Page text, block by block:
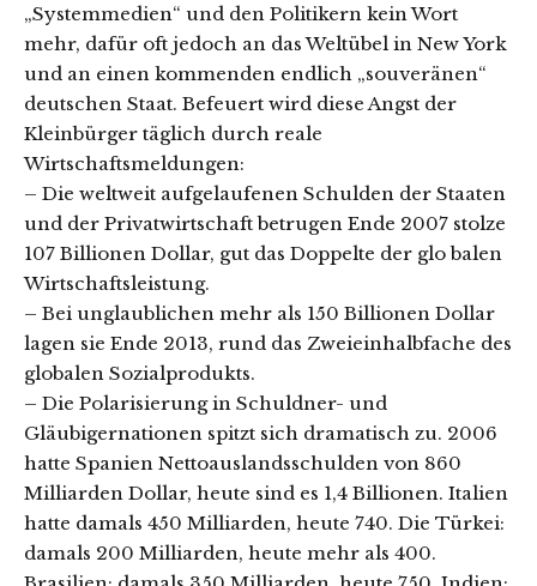
„Systemmedien“ und den Politikern kein Wort
mehr, dafür oft jedoch an das Weltübel in New York
und an einen kommenden endlich „souveränen“
deutschen Staat. Befeuert wird diese Angst der
Kleinbürger täglich durch reale
Wirtschaftsmeldungen:
– Die weltweit aufgelaufenen Schulden der Staaten
und der Privatwirtschaft betrugen Ende 2007 stolze
107 Billionen Dollar, gut das Doppelte der glo­ balen
Wirtschaftsleistung.
– Bei unglaublichen mehr als 150 Billionen Dollar
lagen sie Ende 2013, rund das Zweieinhalbfache des
globalen Sozialprodukts.
– Die Polarisierung in Schuldner- und
Gläubigernationen spitzt sich dramatisch zu. 2006
hatte Spanien Nettoauslandsschulden von 860
Milliarden Dollar, heute sind es 1,4 Billionen. Italien
hatte damals 450 Milliarden, heute 740. Die Türkei:
damals 200 Milliarden, heute mehr als 400.